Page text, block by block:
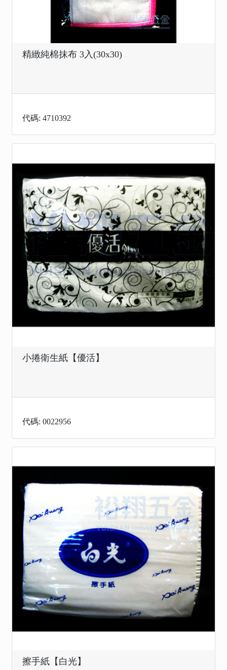
精緻純棉抹布 3入(30x30)
代碼: 4710392
小捲衛生紙【優活】
代碼: 0022956
擦手紙【白光】